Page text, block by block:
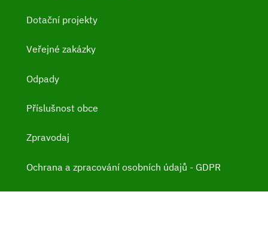
Dotační projekty
Veřejné zakázky
Odpady
Příslušnost obce
Zpravodaj
Ochrana a zpracování osobních údajů - GDPR